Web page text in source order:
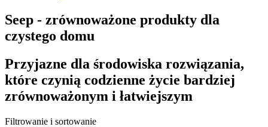
Seep - zrównoważone produkty dla
czystego domu
Przyjazne dla środowiska rozwiązania,
które czynią codzienne życie bardziej
zrównoważonym i łatwiejszym
Filtrowanie i sortowanie